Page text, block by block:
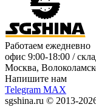
Работаем ежедневно
офис 9:00-18:00 /
Москва,
Напишите нам
Telegram MAX
sgshina.ru © 2013-